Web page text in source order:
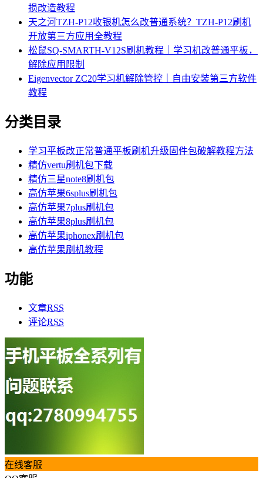
损改造教程
天之河TZH-P12收银机怎么改普通系统？TZH-P12刷机
开放第三方应用全教程
松鼠SQ-SMARTH-V12S刷机教程｜学习机改普通平板，
解除应用限制
Eigenvector ZC20学习机解除管控｜自由安装第三方软件
教程
分类目录
学习平板改正常普通平板刷机升级固件包破解教程方法
精仿vertu刷机包下载
精仿三星note8刷机包
高仿苹果6splus刷机包
高仿苹果7plus刷机包
高仿苹果8plus刷机包
高仿苹果iphonex刷机包
高仿苹果刷机教程
功能
文章RSS
评论RSS
在线客服